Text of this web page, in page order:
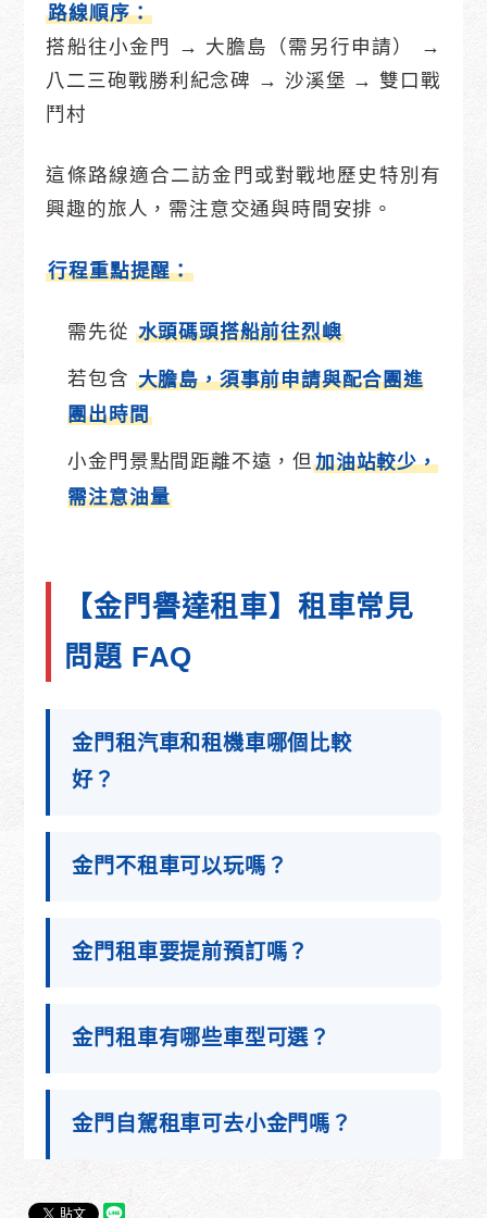
路線順序：
搭船往小金門 → 大膽島（需另行申請） →
八二三砲戰勝利紀念碑 → 沙溪堡 → 雙口戰
鬥村
這條路線適合二訪金門或對戰地歷史特別有
興趣的旅人，需注意交通與時間安排。
行程重點提醒：
需先從 水頭碼頭搭船前往烈嶼
若包含 大膽島，須事前申請與配合團進
團出時間
小金門景點間距離不遠，但加油站較少，
需注意油量
【金門譽達租車】租車常見
問題 FAQ
金門租汽車和租機車哪個比較
好？
金門不租車可以玩嗎？
金門租車要提前預訂嗎？
金門租車有哪些車型可選？
金門自駕租車可去小金門嗎？